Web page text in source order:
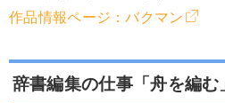
作品情報ページ：バクマン
辞書編集の仕事「舟を編む